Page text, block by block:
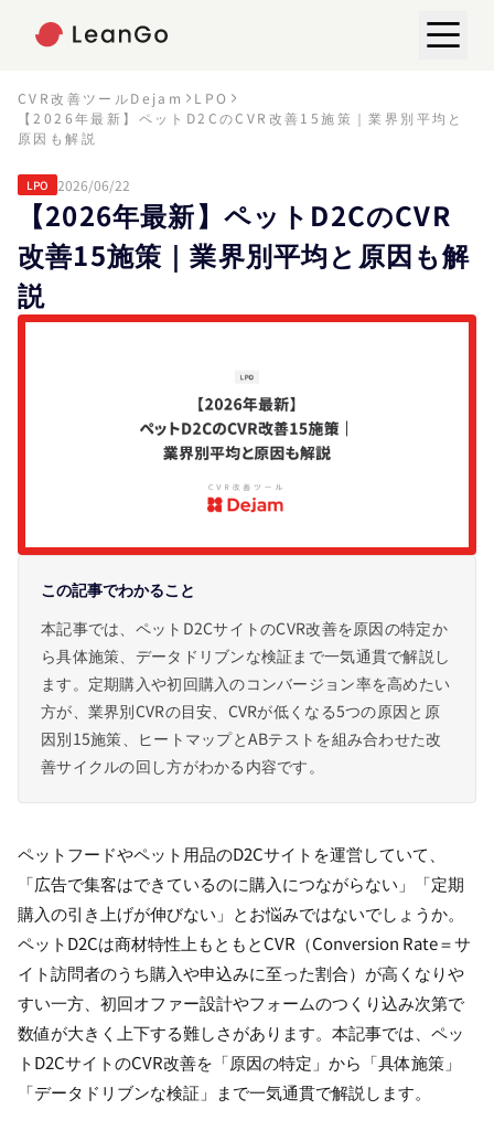
CVR改善ツールDejam
LPO
【2026年最新】ペットD2CのCVR改善15施策｜業界別平均と
原因も解説
LPO 2026/06/22
【2026年最新】ペットD2CのCVR
改善15施策｜業界別平均と原因も解
説
この記事でわかること
本記事では、ペットD2CサイトのCVR改善を原因の特定か
ら具体施策、データドリブンな検証まで一気通貫で解説し
ます。定期購入や初回購入のコンバージョン率を高めたい
方が、業界別CVRの目安、CVRが低くなる5つの原因と原
因別15施策、ヒートマップとABテストを組み合わせた改
善サイクルの回し方がわかる内容です。
ペットフードやペット用品のD2Cサイトを運営していて、
「広告で集客はできているのに購入につながらない」「定期
購入の引き上げが伸びない」とお悩みではないでしょうか。
ペットD2Cは商材特性上もともとCVR（Conversion Rate＝サ
イト訪問者のうち購入や申込みに至った割合）が高くなりや
すい一方、初回オファー設計やフォームのつくり込み次第で
数値が大きく上下する難しさがあります。本記事では、ペッ
トD2CサイトのCVR改善を「原因の特定」から「具体施策」
「データドリブンな検証」まで一気通貫で解説します。